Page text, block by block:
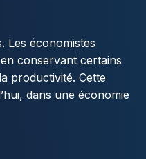
Les économistes
conservant certains
productivité. Cette
dans une économie